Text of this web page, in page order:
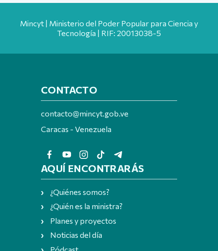
Mincyt | Ministerio del Poder Popular para Ciencia y
Tecnología | RIF: 20013038-5
CONTACTO
contacto@mincyt.gob.ve
Caracas - Venezuela
AQUÍ ENCONTRARÁS
¿Quiénes somos?
¿Quién es la ministra?
Planes y proyectos
Noticias del día